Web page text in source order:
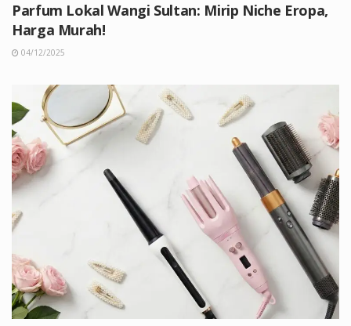
Parfum Lokal Wangi Sultan: Mirip Niche Eropa,
Harga Murah!
04/12/2025